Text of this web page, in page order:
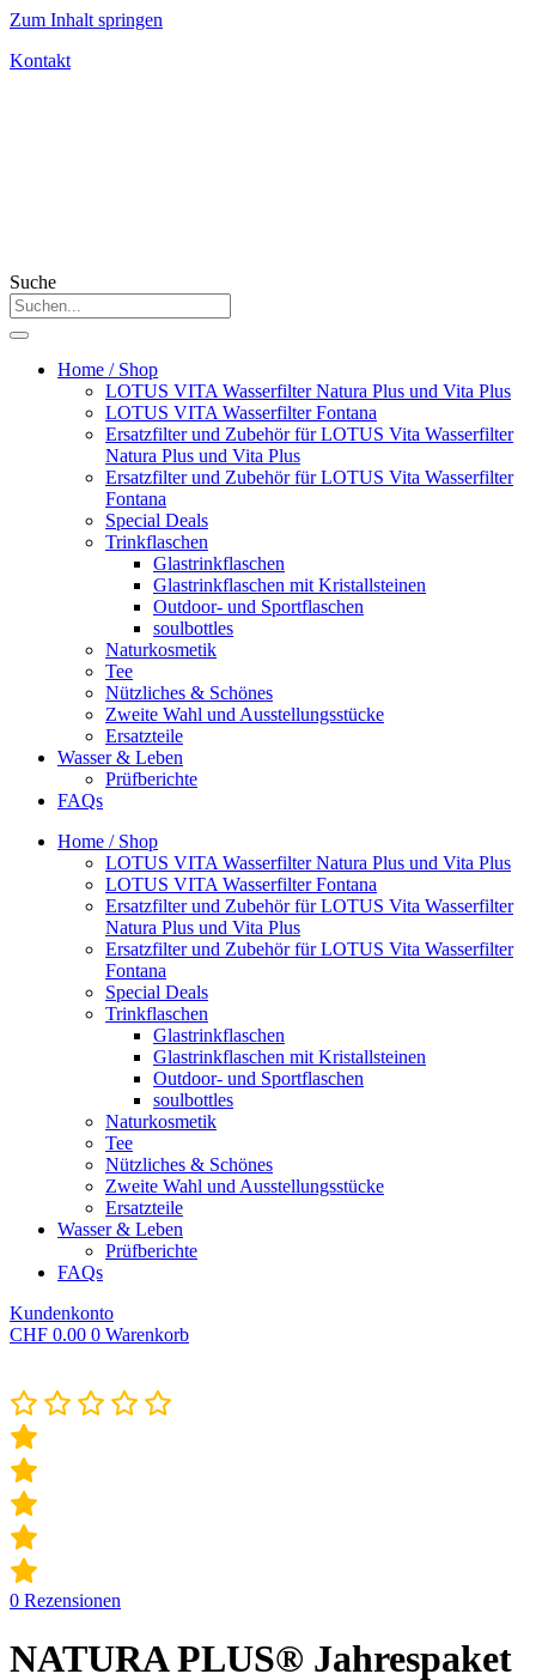
Zum Inhalt springen
Kontakt
Suche
Home / Shop
LOTUS VITA Wasserfilter Natura Plus und Vita Plus
LOTUS VITA Wasserfilter Fontana
Ersatzfilter und Zubehör für LOTUS Vita Wasserfilter
Natura Plus und Vita Plus
Ersatzfilter und Zubehör für LOTUS Vita Wasserfilter
Fontana
Special Deals
Trinkflaschen
Glastrinkflaschen
Glastrinkflaschen mit Kristallsteinen
Outdoor- und Sportflaschen
soulbottles
Naturkosmetik
Tee
Nützliches & Schönes
Zweite Wahl und Ausstellungsstücke
Ersatzteile
Wasser & Leben
Prüfberichte
FAQs
Home / Shop
LOTUS VITA Wasserfilter Natura Plus und Vita Plus
LOTUS VITA Wasserfilter Fontana
Ersatzfilter und Zubehör für LOTUS Vita Wasserfilter
Natura Plus und Vita Plus
Ersatzfilter und Zubehör für LOTUS Vita Wasserfilter
Fontana
Special Deals
Trinkflaschen
Glastrinkflaschen
Glastrinkflaschen mit Kristallsteinen
Outdoor- und Sportflaschen
soulbottles
Naturkosmetik
Tee
Nützliches & Schönes
Zweite Wahl und Ausstellungsstücke
Ersatzteile
Wasser & Leben
Prüfberichte
FAQs
Kundenkonto
CHF 0.00 0 Warenkorb
0 Rezensionen
NATURA PLUS® Jahrespaket